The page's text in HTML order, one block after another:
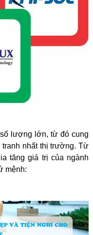
lượng lớn, từ đó cung
nhất thị trường. Từ
tăng giá trị của ngành
mệnh: